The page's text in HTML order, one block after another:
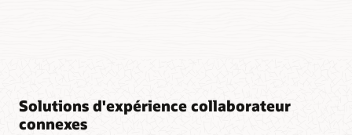
Solutions d'expérience collaborateur
connexes